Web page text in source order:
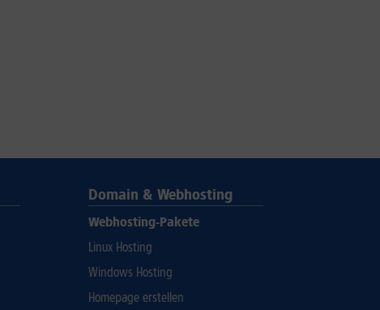
Domain & Webhosting
Webhosting-Pakete
Linux Hosting
Windows Hosting
Homepage erstellen